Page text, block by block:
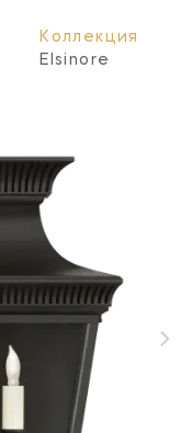
Коллекция
Elsinore